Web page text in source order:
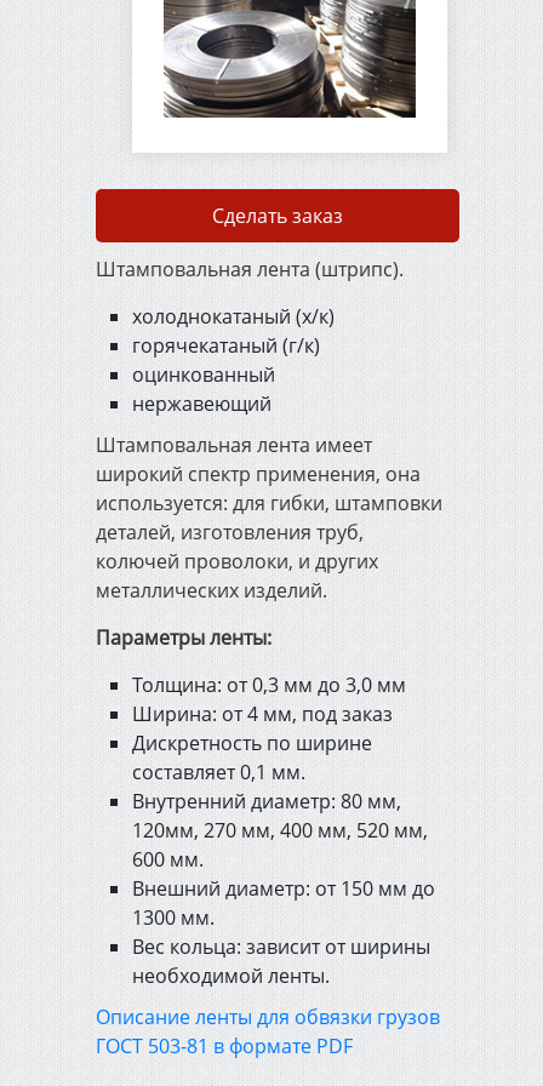
3282-74
Сварочные электроды
Сварочная проволока
ГОСТ 2246-70
Упаковочная
металлическая лента
Металлорежущий и
деревообрабатывающий
инструмент
Штукатурно-малярный
инструмент
Инженерная сантехника,
Электрика и освещение
Строительно-садовый
инвентарь
Электроинструмент
Измерительный и ручной
инструмент
Сварочное оборудование
Сделать заказ
Штамповальная лента (штрипс).
холоднокатаный (х/к)
горячекатаный (г/к)
оцинкованный
нержавеющий
Штамповальная лента имеет
широкий спектр применения, она
используется: для гибки, штамповки
деталей, изготовления труб,
колючей проволоки, и других
металлических изделий.
Параметры ленты:
Толщина: от 0,3 мм до 3,0 мм
Ширина: от 4 мм, под заказ
Дискретность по ширине
составляет 0,1 мм.
Внутренний диаметр: 80 мм,
120мм, 270 мм, 400 мм, 520 мм,
600 мм.
Внешний диаметр: от 150 мм до
1300 мм.
Вес кольца: зависит от ширины
необходимой ленты.
Описание ленты для обвязки грузов
ГОСТ 503-81 в формате PDF